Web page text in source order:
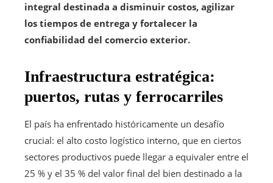
integral destinada a disminuir costos, agilizar
los tiempos de entrega y fortalecer la
confiabilidad del comercio exterior.
Infraestructura estratégica:
puertos, rutas y ferrocarriles
El país ha enfrentado históricamente un desafío
crucial: el alto costo logístico interno, que en ciertos
sectores productivos puede llegar a equivaler entre el
25 % y el 35 % del valor final del bien destinado a la